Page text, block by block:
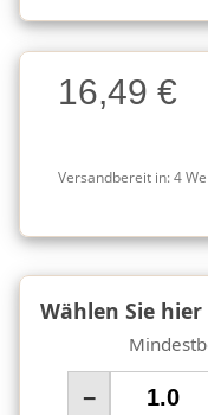
Charge
Charge16,49 €
Versandbereit in:4
Wählen Sie
−